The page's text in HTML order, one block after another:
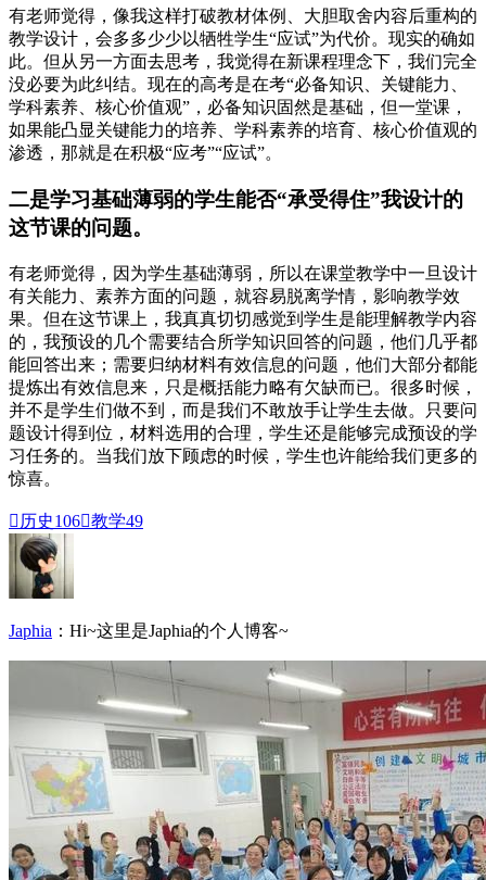
有老师觉得，像我这样打破教材体例、大胆取舍内容后重构的
教学设计，会多多少少以牺牲学生“应试”为代价。现实的确如
此。但从另一方面去思考，我觉得在新课程理念下，我们完全
没必要为此纠结。现在的高考是在考“必备知识、关键能力、
学科素养、核心价值观”，必备知识固然是基础，但一堂课，
如果能凸显关键能力的培养、学科素养的培育、核心价值观的
渗透，那就是在积极“应考”“应试”。
二是学习基础薄弱的学生能否“承受得住”我设计的
这节课的问题。
有老师觉得，因为学生基础薄弱，所以在课堂教学中一旦设计
有关能力、素养方面的问题，就容易脱离学情，影响教学效
果。但在这节课上，我真真切切感觉到学生是能理解教学内容
的，我预设的几个需要结合所学知识回答的问题，他们几乎都
能回答出来；需要归纳材料有效信息的问题，他们大部分都能
提炼出有效信息来，只是概括能力略有欠缺而已。很多时候，
并不是学生们做不到，而是我们不敢放手让学生去做。只要问
题设计得到位，材料选用的合理，学生还是能够完成预设的学
习任务的。当我们放下顾虑的时候，学生也许能给我们更多的
惊喜。
 历史106教学49
Japhia ：Hi~这里是Japhia的个人博客~